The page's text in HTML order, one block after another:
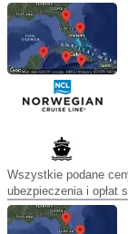
Wszystkie podane
ubezpieczenia i opłat